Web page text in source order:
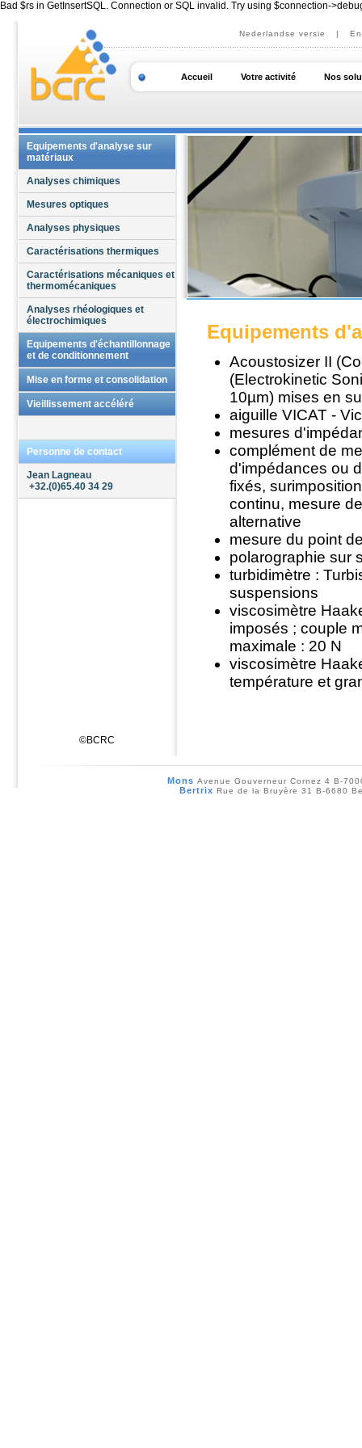
Bad $rs in GetInsertSQL. Connection or SQL invalid. Try using $connection-
Nederlandse versie |
Accueil Votre activité Nos
©BCRC
Equipements d'analyse sur
matériaux
Analyses chimiques
Mesures optiques
Analyses physiques
Caractérisations thermiques
Caractérisations mécaniques et
thermomécaniques
Analyses rhéologiques et
électrochimiques
Equipements d'échantillonnage
et de conditionnement
Echantillonnage
Conditionnement
Mise en forme et consolidation
Mise en forme
Usinage
Revêtement céramique
Vieillissement accéléré
Personne de contact
Jean Lagneau
+32.(0)65.40 34 29
Equipements
Acoustosizer II
(Electrokinetic
10µm) mises en
aiguille VICAT -
mesures
complément de
d'impédances ou
fixés,
continu, mesure
alternative
mesure du point
polarographie sur
turbidimètre :
suspensions
viscosimètre
imposés ; couple
maximale : 20 N
viscosimètre
température et
Mons Avenue Gouverneur Cornez 4 B-
Bertrix Rue de la Bruyère 31 B-6680